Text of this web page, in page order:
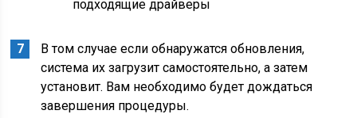
подходящие драйверы
В том случае если обнаружатся обновления,
система их загрузит самостоятельно, а затем
установит. Вам необходимо будет дождаться
завершения процедуры.